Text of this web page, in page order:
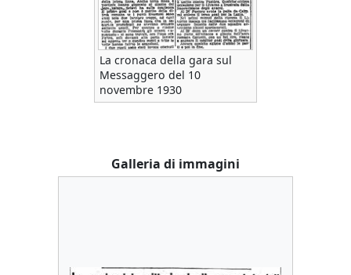
La cronaca della gara sul
Messaggero del 10
novembre 1930
Galleria di immagini